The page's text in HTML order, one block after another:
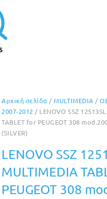
Αρχική σελίδα / MULTIMEDIA /
2007-2012 / LENOVO SSZ
TABLET for PEUGEOT 308
(SILVER)
LENOVO SSZ
MULTIMEDIA
PEUGEOT 308